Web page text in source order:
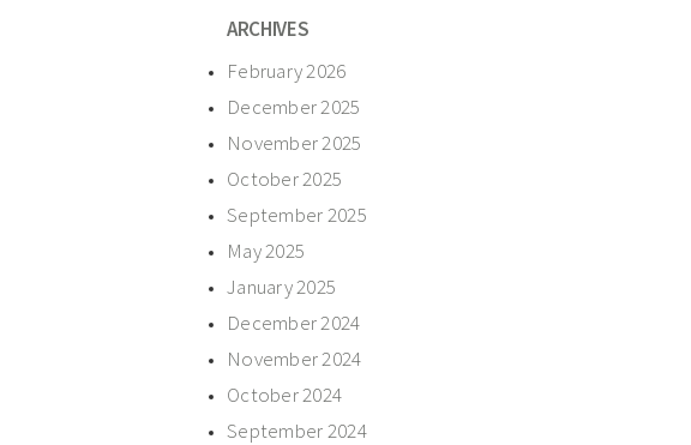
ARCHIVES
February 2026
December 2025
November 2025
October 2025
September 2025
May 2025
January 2025
December 2024
November 2024
October 2024
September 2024